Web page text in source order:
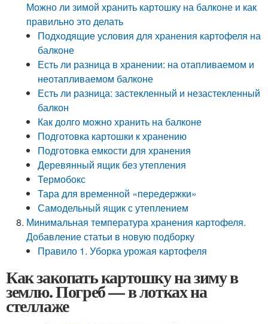
Можно ли зимой хранить картошку на балконе и как
правильно это делать
Подходящие условия для хранения картофеля на
балконе
Есть ли разница в хранении: на отапливаемом и
неотапливаемом балконе
Есть ли разница: застекленный и незастекленный
балкон
Как долго можно хранить на балконе
Подготовка картошки к хранению
Подготовка емкости для хранения
Деревянный ящик без утепления
Термобокс
Тара для временной «передержки»
Самодельный ящик с утеплением
Минимальная температура хранения картофеля.
Добавление статьи в новую подборку
Правило 1. Уборка урожая картофеля
Как закопать картошку на зиму в
землю. Погреб — в лотках на
стеллаже